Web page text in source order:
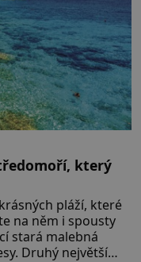
který
pláží, které
na něm i spousty
stará malebná
Druhý největší